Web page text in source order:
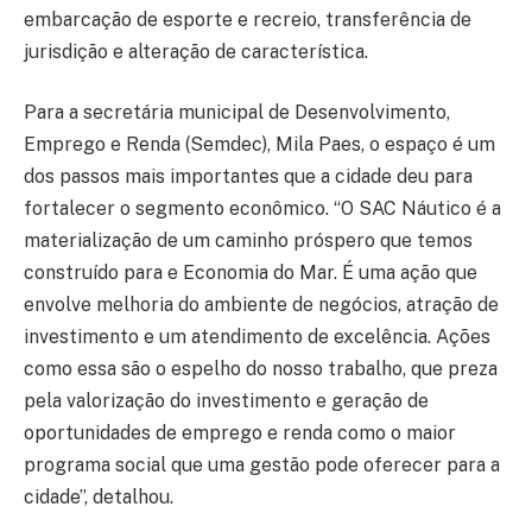
embarcação de esporte e recreio, transferência de
jurisdição e alteração de característica.
Para a secretária municipal de Desenvolvimento,
Emprego e Renda (Semdec), Mila Paes, o espaço é um
dos passos mais importantes que a cidade deu para
fortalecer o segmento econômico. “O SAC Náutico é a
materialização de um caminho próspero que temos
construído para e Economia do Mar. É uma ação que
envolve melhoria do ambiente de negócios, atração de
investimento e um atendimento de excelência. Ações
como essa são o espelho do nosso trabalho, que preza
pela valorização do investimento e geração de
oportunidades de emprego e renda como o maior
programa social que uma gestão pode oferecer para a
cidade”, detalhou.